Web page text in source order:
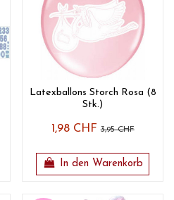
Latexballons Storch Rosa (8
Stk.)
1,98 CHF3,95 CHF
In den Warenkorb